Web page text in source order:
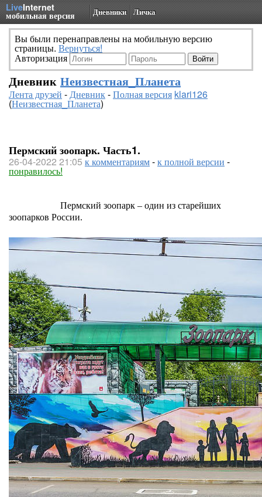
LiveInternet
мобильная версия Дневники Личка
Вы были перенаправлены на мобильную версию
страницы. Вернуться!
Авторизация
Дневник Неизвестная_Планета
Лента друзей -Дневник-Полная версия klari126
(Неизвестная_Планета)
Пермский зоопарк. Часть1.
26-04-2022 21:05 к комментариям-к полной версии -
понравилось!
Пермский зоопарк – один из старейших
зоопарков России.